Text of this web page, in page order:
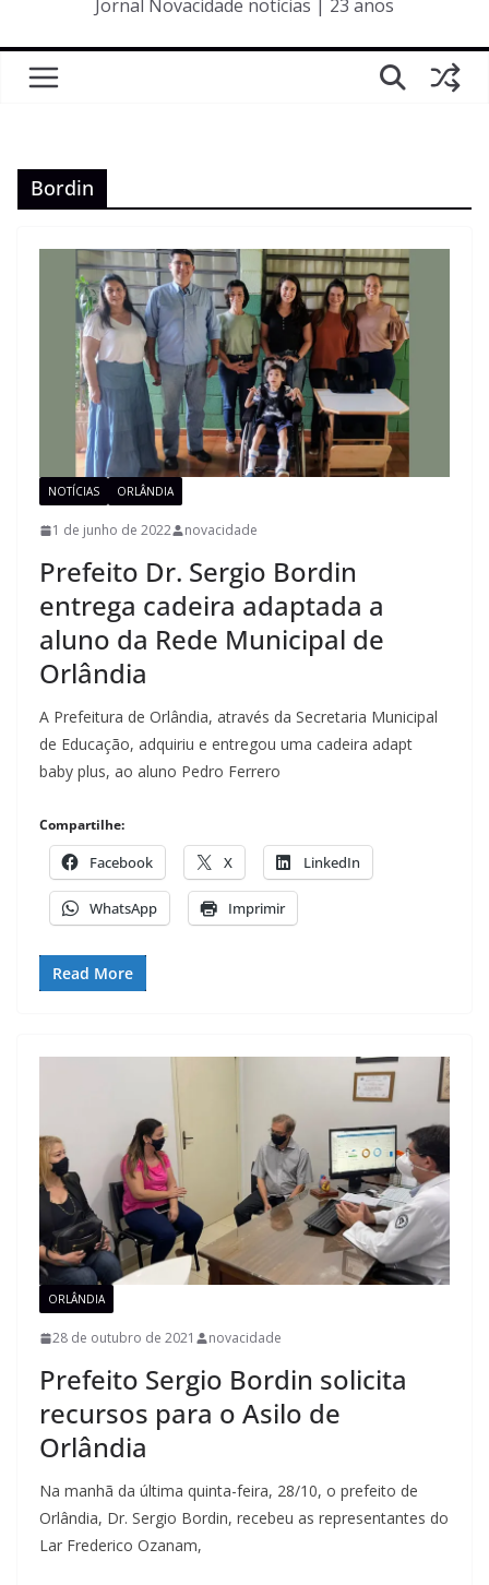
Jornal Novacidade notícias | 23 anos
Bordin
NOTÍCIAS ORLÂNDIA
1 de junho de 2022 novacidade
Prefeito Dr. Sergio Bordin
entrega cadeira adaptada a
aluno da Rede Municipal de
Orlândia
A Prefeitura de Orlândia, através da Secretaria Municipal
de Educação, adquiriu e entregou uma cadeira adapt
baby plus, ao aluno Pedro Ferrero
Compartilhe:
Facebook X LinkedIn
WhatsApp Imprimir
Read More
ORLÂNDIA
28 de outubro de 2021 novacidade
Prefeito Sergio Bordin solicita
recursos para o Asilo de
Orlândia
Na manhã da última quinta-feira, 28/10, o prefeito de
Orlândia, Dr. Sergio Bordin, recebeu as representantes do
Lar Frederico Ozanam,